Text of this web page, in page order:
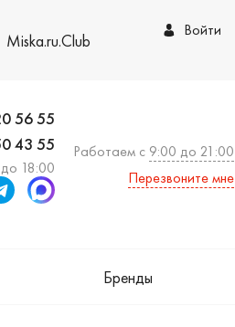
Miska.ru.Club Войти
56 55
43 55
18:00
Работаем с 9:00 до 21:00
Перезвоните мне
Бренды